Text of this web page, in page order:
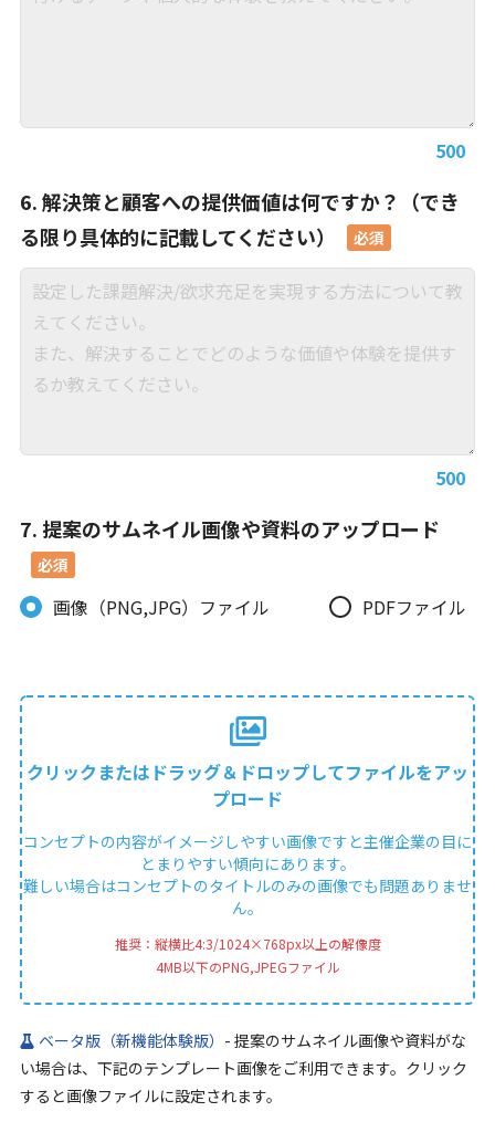
500
6. 解決策と顧客への提供価値は何ですか？（でき
る限り具体的に記載してください）
500
7. 提案のサムネイル画像や資料のアップロード
画像（PNG,JPG）ファイル PDFファイル
クリックまたはドラッグ＆ドロップしてファイルをアッ
プロード
コンセプトの内容がイメージしやすい画像ですと主催企業の目に
とまりやすい傾向にあります。
難しい場合はコンセプトのタイトルのみの画像でも問題ありませ
ん。
推奨：縦横比4:3/1024×768px以上の解像度
4MB以下のPNG,JPEGファイル
ベータ版（新機能体験版） - 提案のサムネイル画像や資料がな
い場合は、下記のテンプレート画像をご利用できます。クリック
すると画像ファイルに設定されます。